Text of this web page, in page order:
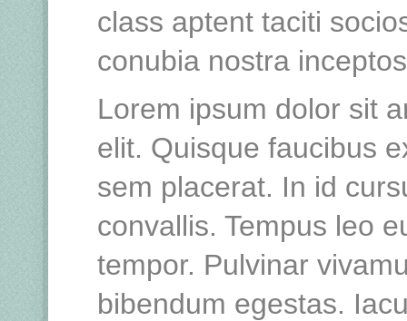
class aptent taciti
conubia nostra
Lorem ipsum dolor sit
elit. Quisque faucibus
sem placerat. In id
convallis. Tempus leo
tempor. Pulvinar
bibendum egestas.